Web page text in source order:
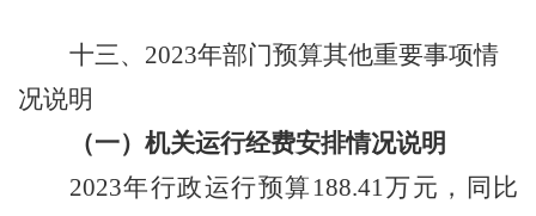
十三、 2023年部门预算其他重要事项情
况说明
（一）机关运行经费安排情况说明
2023年行政运行预算 188.41万元，同比